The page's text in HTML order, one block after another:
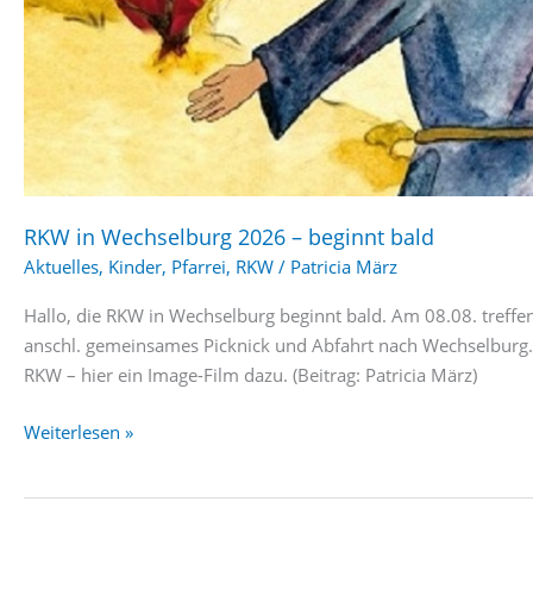
RKW in Wechselburg 2026 – beginnt bald
Aktuelles, Kinder, Pfarrei, RKW / Patricia März
Hallo, die RKW in Wechselburg beginnt bald. Am 08.08.
anschl. gemeinsames Picknick und Abfahrt nach
RKW – hier ein Image-Film dazu. (Beitrag: Patricia März)
RKW
Weiterlesen »